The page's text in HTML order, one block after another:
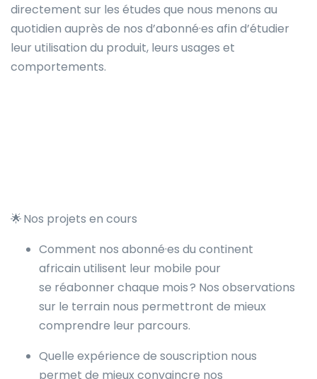
directement sur les études que nous menons au
quotidien auprès de nos d’abonné·es afin d’étudier
leur utilisation du produit, leurs usages et
comportements.
🌟 Nos projets en cours
Comment nos abonné·es du continent
africain utilisent leur mobile pour
se réabonner chaque mois ? Nos observations
sur le terrain nous permettront de mieux
comprendre leur parcours.
Quelle expérience de souscription nous
permet de mieux convaincre nos